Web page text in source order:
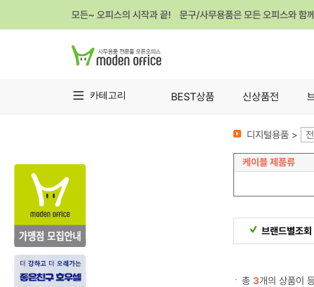
모든~ 오피스의 시작과 끝! 문구/사무용품은 모든 오피스와 함
카테고리 BEST상품 신상품전
디지털용품 >
케이블 제품류
브랜드별조회
총 3개의 상품이